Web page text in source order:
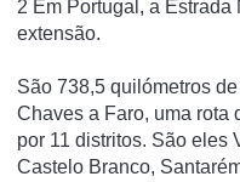
2 Em Portugal, a
extensão.
São 738,5 quilómetros
Chaves a Faro, uma rota
por 11 distritos. São eles
Castelo Branco,